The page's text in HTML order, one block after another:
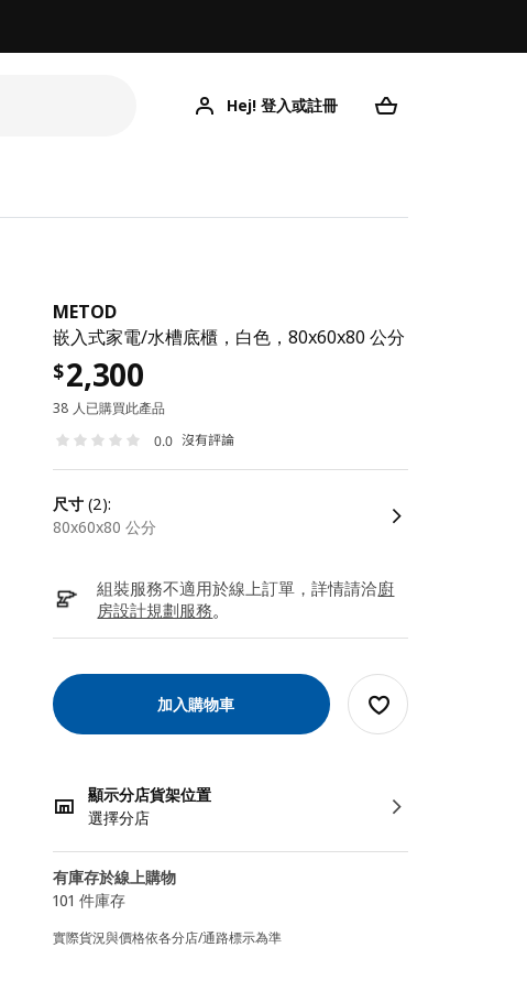
Hej! 登入或註冊
METOD
嵌入式家電/水槽底櫃，白色，80x60x80 公分
$2,300
38 人已購買此產品
0.0 沒有評論
尺寸 (2):
80x60x80 公分
組裝服務不適用於線上訂單，詳情請洽廚
房設計規劃服務。
加入購物車
顯示分店貨架位置
選擇分店
有庫存於線上購物
101 件庫存
實際貨況與價格依各分店/通路標示為準